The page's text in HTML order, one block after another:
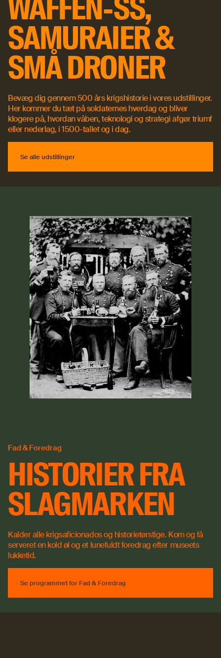
WAFFEN-SS,
SAMURAIER &
SMÅ DRONER
Bevæg dig gennem 500 års krigshistorie i vores udstillinger.
Her kommer du tæt på soldaternes hverdag og bliver
klogere på, hvordan våben, teknologi og strategi afgør triumf
eller nederlag, i 1500-tallet og i dag.
Se alle udstillinger
HISTORIER FRA
SLAGMARKEN
Fad & Foredrag
Kalder alle krigsaficionados og historietørstige. Kom og få
serveret en kold øl og et lunefuldt foredrag efter museets
lukketid.
Se programmet for Fad & Foredrag